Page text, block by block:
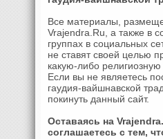
Все материалы,
Vrajendra.Ru, а также в
группах в социальных
не ставят своей целью
какую-либо религиозную
Если вы не являетесь
гаудия-вайшнавской
покинуть данный сайт.
Оставаясь на
соглашаетесь с тем,